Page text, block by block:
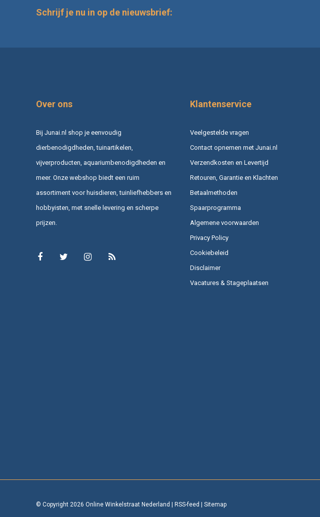
Schrijf je nu in op de nieuwsbrief:
Over ons
Bij Junai.nl shop je eenvoudig
dierbenodigdheden, tuinartikelen,
vijverproducten, aquariumbenodigdheden en
meer. Onze webshop biedt een ruim
assortiment voor huisdieren, tuinliefhebbers en
hobbyisten, met snelle levering en scherpe
prijzen.
Klantenservice
Veelgestelde vragen
Contact opnemen met Junai.nl
Verzendkosten en Levertijd
Retouren, Garantie en Klachten
Betaalmethoden
Spaarprogramma
Algemene voorwaarden
Privacy Policy
Cookiebeleid
Disclaimer
Vacatures & Stageplaatsen
© Copyright 2026 Online Winkelstraat Nederland | RSS-feed | Sitemap